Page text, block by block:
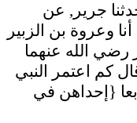
جرير, عن
وعروة بن الزبير
رضي الله عنهما
كم اعتمر النبي
{إحداهن في